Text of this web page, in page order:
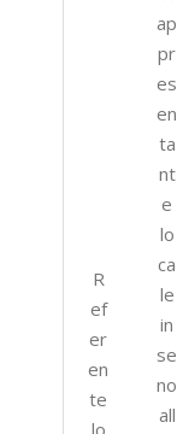
R
ef
er
en
te
ap
pr
es
en
ta
nt
e
lo
ca
le
in
se
no
all